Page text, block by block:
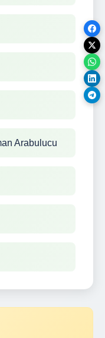
Arabulucu